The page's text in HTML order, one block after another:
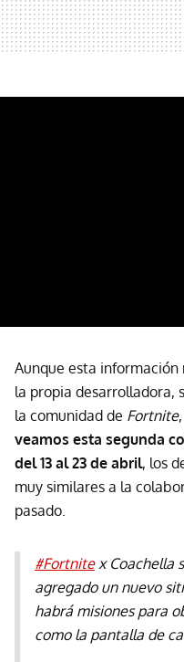
Aunque esta
la propia desarrolladora,
la comunidad de Fortnite,
veamos esta segunda
del 13 al 23 de abril, los
muy similares a la
pasado.
#Fortnitex Coachella
agregado un nuevo
habrá misiones para
como la pantalla de